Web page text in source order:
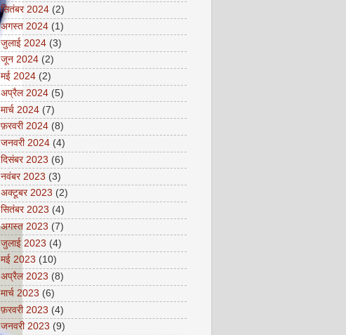
सितंबर 2024 (2)
अगस्त 2024 (1)
जुलाई 2024 (3)
जून 2024 (2)
मई 2024 (2)
अप्रैल 2024 (5)
मार्च 2024 (7)
फ़रवरी 2024 (8)
जनवरी 2024 (4)
दिसंबर 2023 (6)
नवंबर 2023 (3)
अक्टूबर 2023 (2)
सितंबर 2023 (4)
अगस्त 2023 (7)
जुलाई 2023 (4)
मई 2023 (10)
अप्रैल 2023 (8)
मार्च 2023 (6)
फ़रवरी 2023 (4)
जनवरी 2023 (9)